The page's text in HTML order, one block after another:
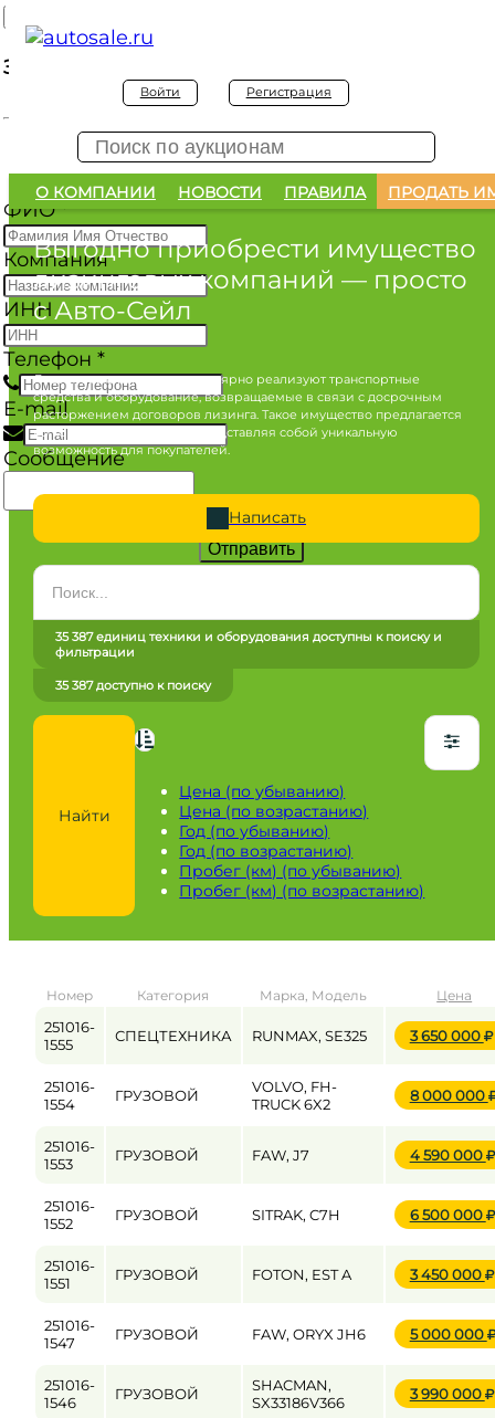
Войти Регистрация
О КОМПАНИИ НОВОСТИ ПРАВИЛА ПРОДАТЬ
Выгодно приобрести имущество
лизинговых компаний — просто
с Авто-Сейл
Лизинговые компании регулярно реализуют транспортные
средства и оборудование, возвращаемые в связи с досрочным
расторжением договоров лизинга. Такое имущество предлагается
по конкурентным ценам, представляя собой уникальную
возможность для покупателей.
Написать
Марка
Все марки
Город / регион
от до
Пробег / Наработка
Цена
Найти
Цена (по убыванию)
Цена (по возрастанию)
Год (по убыванию)
Год (по возрастанию)
Пробег (км) (по убыванию)
Пробег (км) (по возрастанию)
35 387 единиц техники и оборудования доступны к поиску и
фильтрации
35 387 доступно к поиску
Номер Категория Марка, Модель Цена
251016-
1555
СПЕЦТЕХНИКА RUNMAX, SE325 3 650 000
251016-
1554
ГРУЗОВОЙ
VOLVO, FH-
TRUCK 6X2
8 000 000
251016-
1553
ГРУЗОВОЙ FAW, J7 4 590 000
251016-
1552
ГРУЗОВОЙ SITRAK, C7H 6 500 000
251016-
1551
ГРУЗОВОЙ FOTON, EST A 3 450 000
251016-
1547
ГРУЗОВОЙ FAW, ORYX JH6 5 000 000
251016-
1546
ГРУЗОВОЙ
SHACMAN,
SX33186V366
3 990 000
Заявка на покупку
Заявка на покупку изъятого а/м
ФИО*
Компания
ИНН
Телефон *
E-mail
Сообщение
Отправить